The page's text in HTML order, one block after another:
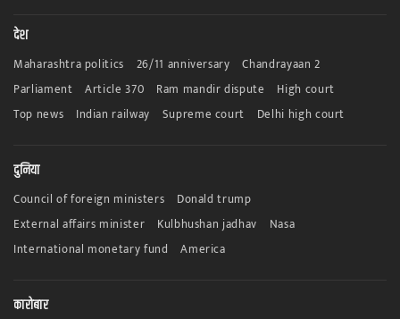
देश
Maharashtra politics 26/11 anniversary
Chandrayaan 2
Parliament
Article 370 Ram mandir dispute
High court
Top news
Indian railway Supreme court Delhi high court
दुनिया
Council of foreign ministers
Donald trump
External affairs minister
Kulbhushan jadhav
Nasa
International monetary fund
America
कारोबार